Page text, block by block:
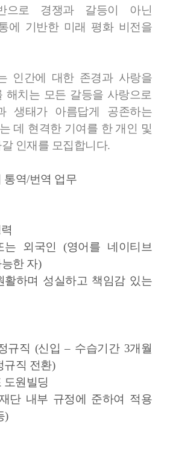
으로 경쟁과 갈등이 아닌
에 기반한 미래 평화 비전을
인간에 대한 존경과 사랑을
해치는 모든 갈등을 사랑으로
생태가 아름답게 공존하는
데 현격한 기여를 한 개인 및
인재를 모집합니다.
통역/번역 업무
외국인 (영어를 네이티브
한 자)
하며 성실하고 책임감 있는
규직 (신입 – 수습기간 3개월
규직 전환)
도원빌딩
단 내부 규정에 준하여 적용
)